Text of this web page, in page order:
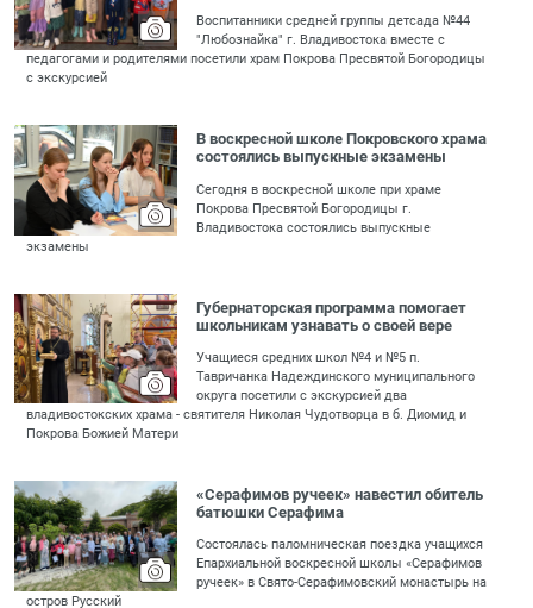
Воспитанники средней группы детсада №44
"Любознайка" г. Владивостока вместе с
педагогами и родителями посетили храм Покрова Пресвятой Богородицы
с экскурсией
В воскресной школе Покровского храма
состоялись выпускные экзамены
Сегодня в воскресной школе при храме
Покрова Пресвятой Богородицы г.
Владивостока состоялись выпускные
экзамены
Губернаторская программа помогает
школьникам узнавать о своей вере
Учащиеся средних школ №4 и №5 п.
Тавричанка Надеждинского муниципального
округа посетили с экскурсией два
владивостокских храма - святителя Николая Чудотворца в б. Диомид и
Покрова Божией Матери
«Серафимов ручеек» навестил обитель
батюшки Серафима
Состоялась паломническая поездка учащихся
Епархиальной воскресной школы «Серафимов
ручеек» в Свято-Серафимовский монастырь на
остров Русский